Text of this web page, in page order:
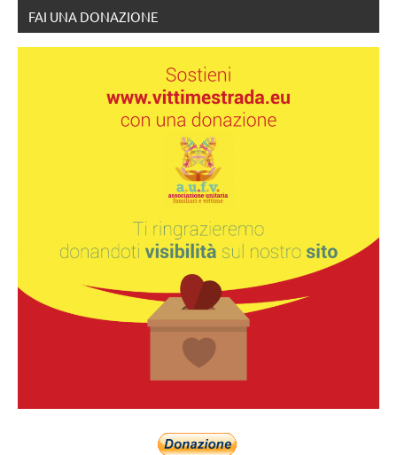
FAI UNA DONAZIONE